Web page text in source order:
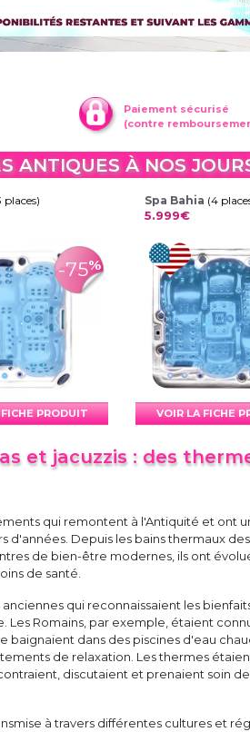
Paiement sécurisé
(contre
ANTIQUES À NOS
places)
-75%
PRODUIT
Spa Bahia (4
5.999€
VOIR LA FICHE
et jacuzzis : des
qui remontent à l'Antiquité et ont
d'années. Depuis les bains thermaux des
de bien-être modernes, ils ont
de santé.
qui reconnaissaient les
Les Romains, par exemple, étaient
baignaient dans des piscines d'eau
de relaxation. Les thermes
discutaient et prenaient soin
à travers différentes cultures et